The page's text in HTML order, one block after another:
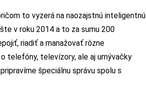
to vyzerá na naozajstnú inteligentnú
v roku 2014 a to za sumu 200
riadiť a manažovať rôzne
telefóny, televízory, ale aj umývačky
špeciálnu správu spolu s